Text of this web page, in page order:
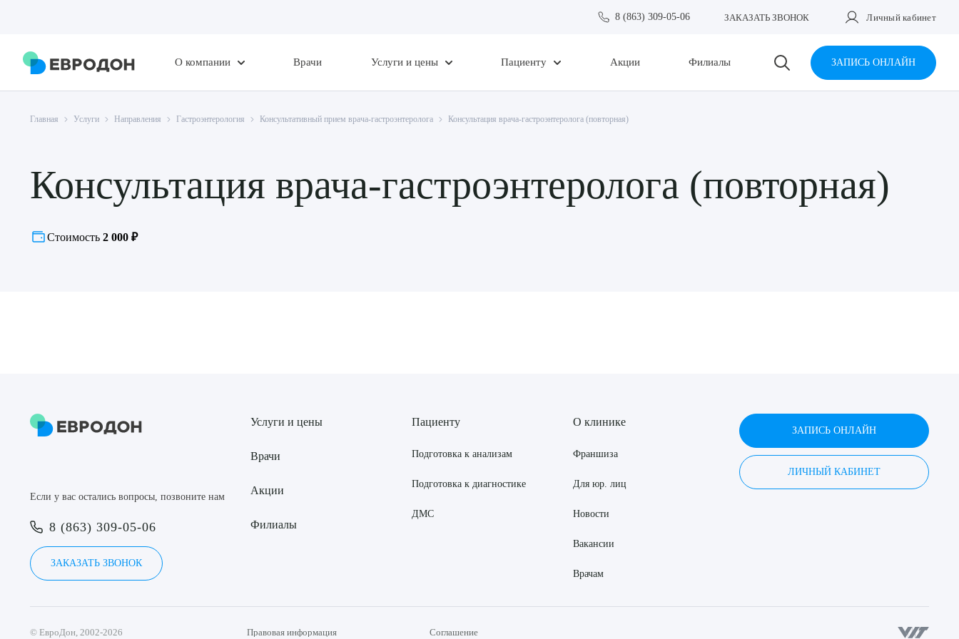
8 (863) 309-05-06 ЗАКАЗАТЬ ЗВОНОК Личный кабинет
О компании Врачи Услуги и цены Пациенту Акции Филиалы ЗАПИСЬ ОНЛАЙН
Главная Услуги Направления Гастроэнтерология Консультативный прием врача-гастроэнтеролога Консультация врача-гастроэнтеролога (повторная)
Консультация врача-гастроэнтеролога (повторная)
Стоимость 2 000 ₽
Если у вас остались вопросы, позвоните нам
8 (863) 309-05-06
ЗАКАЗАТЬ ЗВОНОК
Услуги и цены
Врачи
Акции
Филиалы
Пациенту
Подготовка к анализам
Подготовка к диагностике
ДМС
О клинике
Франшиза
Для юр. лиц
Новости
Вакансии
Врачам
ЗАПИСЬ ОНЛАЙН
ЛИЧНЫЙ КАБИНЕТ
© ЕвроДон, 2002-2026 Правовая информация Соглашение